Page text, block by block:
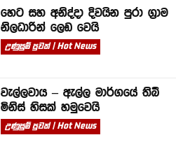
හෙට සහ අනිද්දා දිවයින පුරා ග්‍රාම
නිලධාරින් ලෙඩ වෙයි
උණුසුම් පුවත් | Hot News
වැල්ලවාය – ඇල්ල මාර්ගයේ තිබී
මිනිස් හිසක් හමුවෙයි
උණුසුම් පුවත් | Hot News